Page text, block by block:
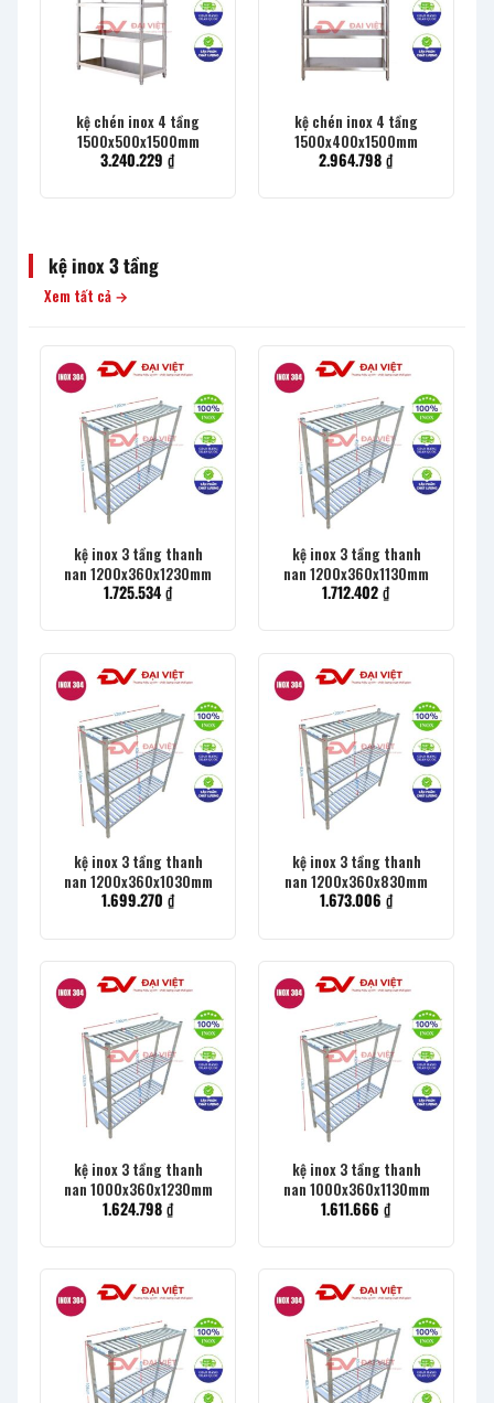
kệ chén inox 4 tầng
1500x500x1500mm
3.240.229 ₫
kệ chén inox 4 tầng
1500x400x1500mm
2.964.798₫
kệ inox 3 tầng
Xem tất cả →
kệ inox 3 tầng thanh
nan 1200x360x1230mm
1.725.534₫
kệ inox 3 tầng thanh
nan 1200x360x1130mm
1.712.402₫
kệ inox 3 tầng thanh
nan 1200x360x1030mm
1.699.270 ₫
kệ inox 3 tầng thanh
nan 1200x360x830mm
1.673.006 ₫
kệ inox 3 tầng thanh
nan 1000x360x1230mm
1.624.798₫
kệ inox 3 tầng thanh
nan 1000x360x1130mm
1.611.666 ₫